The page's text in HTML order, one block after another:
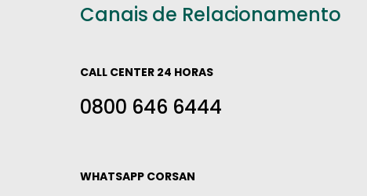
Canais de Relacionamento
CALL CENTER 24 HORAS
0800 646 6444
WHATSAPP CORSAN